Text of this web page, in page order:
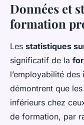
Données et
formation
Les statistiques
significatif de la
l’employabilité
démontrent que
inférieurs chez
de formation, par